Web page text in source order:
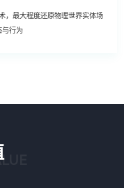
，最大程度还原物理世界实体场
与行为